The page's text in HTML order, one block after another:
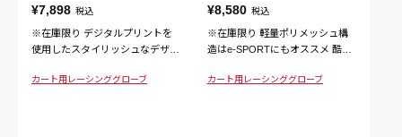
GLOVES
¥7,898 税込
※在庫限り デジタルプリントを
使用したスタイリッシュなデザイ
対応
カート用 レーシンググローブ
GLOVES
¥8,580 税込
※在庫限り 軽量ポリメッシュ構
造はe-SPORTにもオススメ 酷暑
リメッシュ構造を採用。タッチス
カート用 レーシンググローブ